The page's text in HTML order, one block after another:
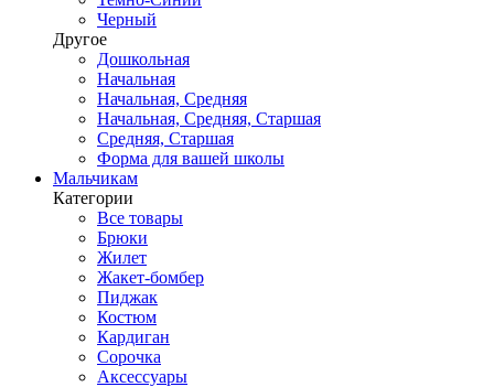
Черный
Другое
Дошкольная
Начальная
Начальная, Средняя
Начальная, Средняя, Старшая
Средняя, Старшая
Форма для вашей школы
Мальчикам
Категории
Все товары
Брюки
Жилет
Жакет-бомбер
Пиджак
Костюм
Кардиган
Сорочка
Аксессуары